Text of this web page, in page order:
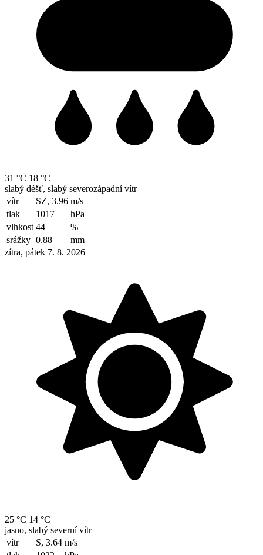
31 °C 18 °C
slabý déšť, slabý severozápadní vítr
vítr
SZ, 3.96 m/s
tlak
1017
hPa
vlhkost 44
%
srážky 0.88
mm
zítra, pátek 7. 8. 2026
25 °C 14 °C
jasno, slabý severní vítr
vítr
S, 3.64 m/s